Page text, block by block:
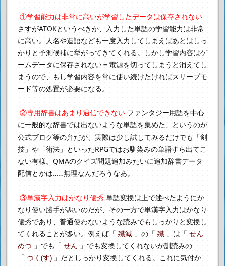
①学習能力は非常に高いが学習したデータは保存されない
さすがATOKというべきか、入力した単語の学習能力は非常
に高い。
人名や造語なども一度入力してしまえばあとはしっ
かりと予測候補に挙がってきてくれる。
しかし学習内容はゲ
ームデータに保存されない＝ 電源を切ってしまうと消えてし
まうので、
もし学習内容を常に使い続けたければスリープモ
ード等の処置が必要になる。
②専用辞書はあまり過信できない ファンタジー用語を中心
に一般的な辞書では出ないような単語を集めた、
というのが
公式ブログ等の弁だが、実際は少し試してみるだけでも 「剣
技」や「術法」といったRPGではお馴染みの単語すら出てこ
ない有様。 QMAのクイズ問題追加みたいに追加辞書データ
配信とかは……無理なんだろうなあ。
③単漢字入力はかなり優秀 単語変換は上で述べたようにか
なり使い勝手が悪いのだが、 その一方で単漢字入力はかなり
優秀であり、普通使わないような読みでも しっかりと変換し
てくれることが多い。 例えば「 殲滅 」の「 殲 」は「 せん
めつ 」でも「 せん 」でも変換してくれないが訓読みの
「 つく(す) 」だとしっかり変換してくれる。
これに気付か